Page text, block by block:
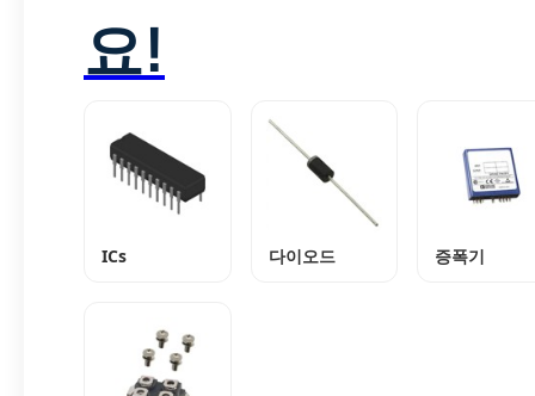
요!
ICs 다이오드 증폭기